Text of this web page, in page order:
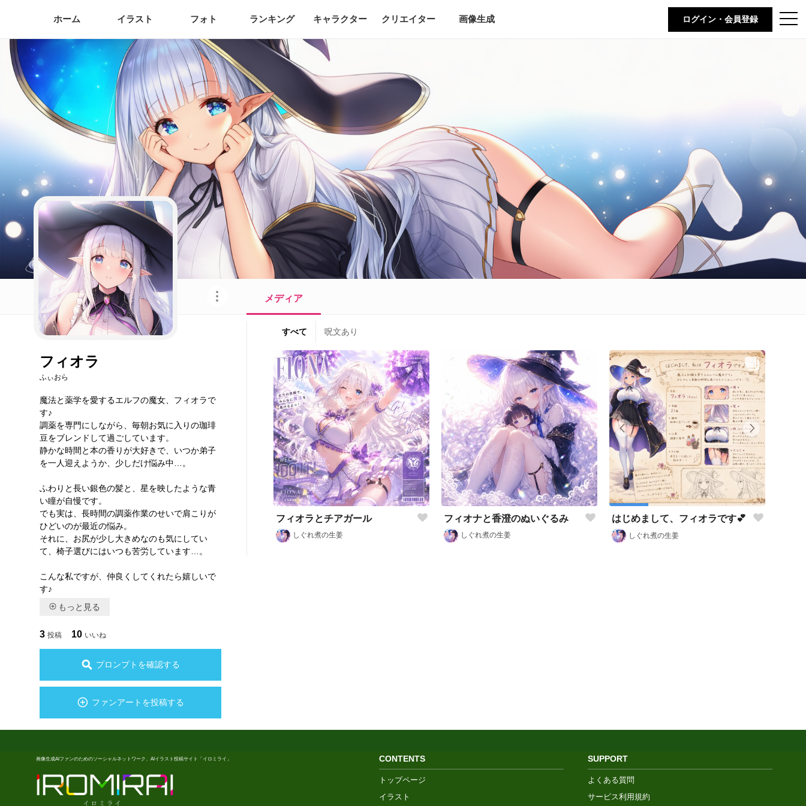
t
o
ホーム イラスト フォト ランキング キャラクター クリエイター 画像生成 ログイン・会員登録
このキャラクターを共有
フィオラ
ふぃおら
魔法と薬学を愛するエルフの魔女、フィオラで
す♪
調薬を専門にしながら、毎朝お気に入りの珈琲
豆をブレンドして過ごしています。
静かな時間と本の香りが大好きで、いつか弟子
を一人迎えようか、少しだけ悩み中…。
ふわりと長い銀色の髪と、星を映したような青
い瞳が自慢です。
でも実は、長時間の調薬作業のせいで肩こりが
ひどいのが最近の悩み。
それに、お尻が少し大きめなのも気にしてい
て、椅子選びにはいつも苦労しています…。
こんな私ですが、仲良くしてくれたら嬉しいで
す♪
もっと見る
3 投稿 10 いいね
プロンプトを確認する
ファンアートを投稿する
メディア
すべて 呪文あり
フィオラとチアガール
しぐれ煮の生姜
フィオナと香澄のぬいぐるみ
しぐれ煮の生姜
はじめまして、フィオラです💕
しぐれ煮の生姜
画像生成AIファンのためのソーシャルネットワーク、AIイラスト投稿サイト「イロミライ」 SUPPORT
よくある質問
サービス利用規約
CONTENTS
トップページ
イラスト